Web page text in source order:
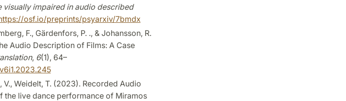
impaired in audio described
osf.io/preprints/psyarxiv/7bmdx
F., Gärdenfors, P. ., & Johansson, R.
Audio Description of Films: A Case
, 6(1), 64–
Weidelt, T. (2023). Recorded Audio
the live dance performance of Miramos